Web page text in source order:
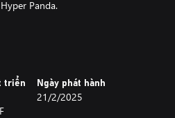
Panda.
triển
Ngày phát hành
21/2/2025